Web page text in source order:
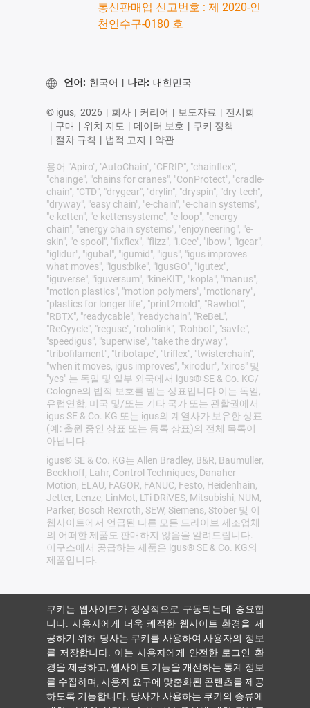
통신판매업 신고번호 : 제 2020-인
천연수구-0180 호
언어: 한국어 | 나라: 대한민국
© igus, 2026 | 회사 | 커리어 | 보도자료 | 전시회
| 구매 | 위치 지도 | 데이터 보호 | 쿠키 정책
| 절차 규칙 | 법적 고지 | 약관
용어 "Apiro", "AutoChain", "CFRIP", "chainflex",
"chainge", "chains for cranes", "ConProtect", "cradle-
chain", "CTD", "drygear", "drylin", "dryspin", "dry-tech",
"dryway", "easy chain", "e-chain", "e-chain systems",
"e-ketten", "e-kettensysteme", "e-loop", "energy
chain", "energy chain systems", "enjoyneering", "e-
skin", "e-spool", "fixflex", "flizz", "i.Cee", "ibow", "igear",
"iglidur", "igubal", "igumid", "igus", "igus improves
what moves", "igus:bike", "igusGO", "igutex",
"iguverse", "iguversum", "kineKIT", "kopla", "manus",
"motion plastics", "motion polymers", "motionary",
"plastics for longer life", "print2mold", "Rawbot",
"RBTX", "readycable", "readychain", "ReBeL",
"ReCyycle", "reguse", "robolink", "Rohbot", "savfe",
"speedigus", "superwise", "take the dryway",
"tribofilament", "tribotape", "triflex", "twisterchain",
"when it moves, igus improves", "xirodur", "xiros" 및
"yes" 는 독일 및 일부 외국에서 igus® SE & Co. KG/
Cologne의 법적 보호를 받는 상표입니다 이는 독일,
유럽연합, 미국 및/또는 기타 국가 또는 관할권에서
igus SE & Co. KG 또는 igus의 계열사가 보유한 상표
(예: 출원 중인 상표 또는 등록 상표)의 전체 목록이
아닙니다.
igus® SE & Co. KG는 Allen Bradley, B&R, Baumüller,
Beckhoff, Lahr, Control Techniques, Danaher
Motion, ELAU, FAGOR, FANUC, Festo, Heidenhain,
Jetter, Lenze, LinMot, LTi DRiVES, Mitsubishi, NUM,
Parker, Bosch Rexroth, SEW, Siemens, Stöber 및 이
웹사이트에서 언급된 다른 모든 드라이브 제조업체
의 어떠한 제품도 판매하지 않음을 알려드립니다.
이구스에서 공급하는 제품은 igus® SE & Co. KG의
제품입니다.
쿠키는 웹사이트가 정상적으로 구동되는데 중요합
니다. 사용자에게 더욱 쾌적한 웹사이트 환경을 제
공하기 위해 당사는 쿠키를 사용하여 사용자의 정보
를 저장합니다. 이는 사용자에게 안전한 로그인 환
경을 제공하고, 웹사이트 기능을 개선하는 통계 정보
를 수집하며, 사용자 요구에 맞춤화된 콘텐츠를 제공
하도록 기능합니다. 당사가 사용하는 쿠키의 종류에